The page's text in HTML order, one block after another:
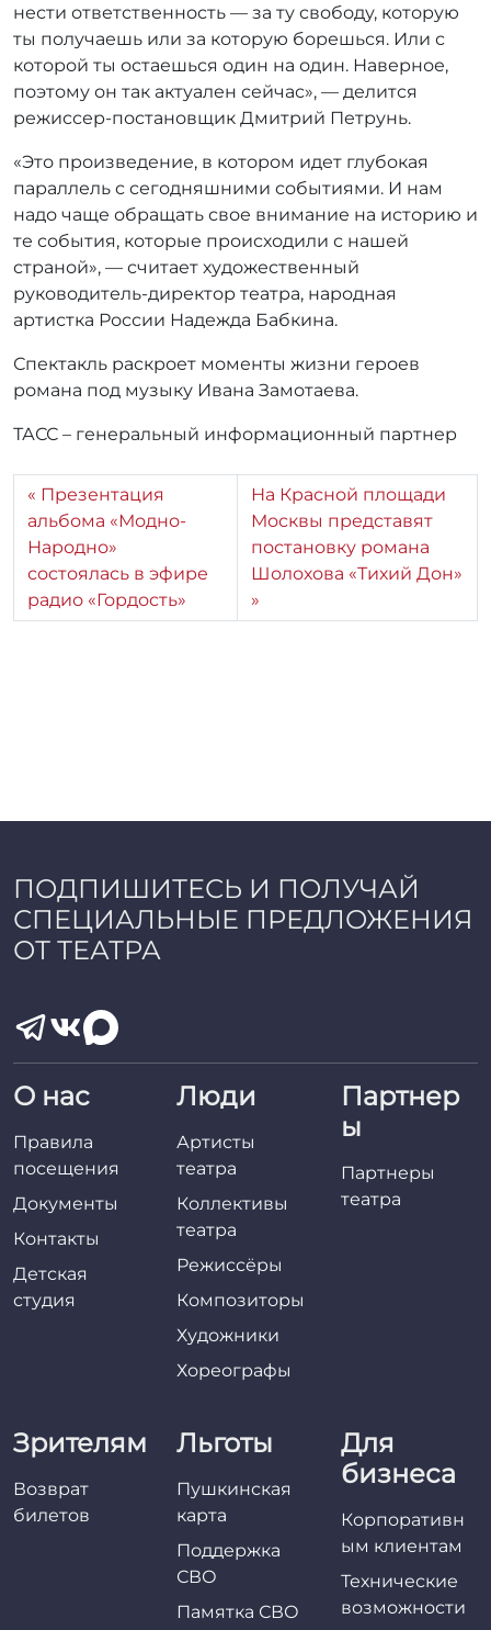
нести ответственность — за ту свободу, которую
ты получаешь или за которую борешься. Или с
которой ты остаешься один на один. Наверное,
поэтому он так актуален сейчас», — делится
режиссер-постановщик Дмитрий Петрунь.
«Это произведение, в котором идет глубокая
параллель с сегодняшними событиями. И нам
надо чаще обращать свое внимание на историю и
те события, которые происходили с нашей
страной», — считает художественный
руководитель-директор театра, народная
артистка России Надежда Бабкина.
Спектакль раскроет моменты жизни героев
романа под музыку Ивана Замотаева.
ТАСС – генеральный информационный партнер
Презентация
альбома «Модно-
Народно»
состоялась в эфире
радио «Гордость»
На Красной площади
Москвы представят
постановку романа
Шолохова «Тихий Дон»
ПОДПИШИТЕСЬ И ПОЛУЧАЙ
СПЕЦИАЛЬНЫЕ ПРЕДЛОЖЕНИЯ
ОТ ТЕАТРА
О нас
Правила
посещения
Документы
Контакты
Детская
студия
Люди
Артисты
театра
Коллективы
театра
Режиссёры
Композиторы
Художники
Хореографы
Партнер
ы
Партнеры
театра
Зрителям
Возврат
билетов
Льготы
Пушкинская
карта
Поддержка
СВО
Памятка СВО
Для
бизнеса
Корпоративн
ым клиентам
Технические
возможности